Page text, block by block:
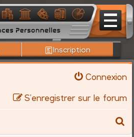
Inscription
Connexion
S’enregistrer sur le forum